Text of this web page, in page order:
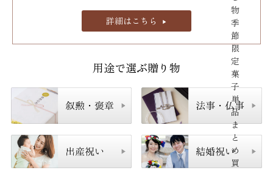
物
季
節
限
定
菓
子
単
品
ま
と
め
買
詳細はこちら
用途で選ぶ贈り物